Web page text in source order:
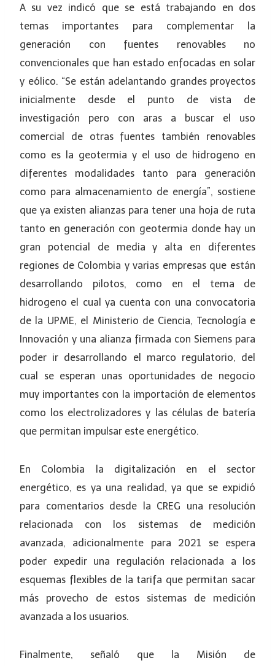
A su vez indicó que se está trabajando en dos
temas importantes para complementar la
generación con fuentes renovables no
convencionales que han estado enfocadas en solar
y eólico. “Se están adelantando grandes proyectos
inicialmente desde el punto de vista de
investigación pero con aras a buscar el uso
comercial de otras fuentes también renovables
como es la geotermia y el uso de hidrogeno en
diferentes modalidades tanto para generación
como para almacenamiento de energía”, sostiene
que ya existen alianzas para tener una hoja de ruta
tanto en generación con geotermia donde hay un
gran potencial de media y alta en diferentes
regiones de Colombia y varias empresas que están
desarrollando pilotos, como en el tema de
hidrogeno el cual ya cuenta con una convocatoria
de la UPME, el Ministerio de Ciencia, Tecnología e
Innovación y una alianza firmada con Siemens para
poder ir desarrollando el marco regulatorio, del
cual se esperan unas oportunidades de negocio
muy importantes con la importación de elementos
como los electrolizadores y las células de batería
que permitan impulsar este energético.
En Colombia la digitalización en el sector
energético, es ya una realidad, ya que se expidió
para comentarios desde la CREG una resolución
relacionada con los sistemas de medición
avanzada, adicionalmente para 2021 se espera
poder expedir una regulación relacionada a los
esquemas flexibles de la tarifa que permitan sacar
más provecho de estos sistemas de medición
avanzada a los usuarios.
Finalmente, señaló que la Misión de